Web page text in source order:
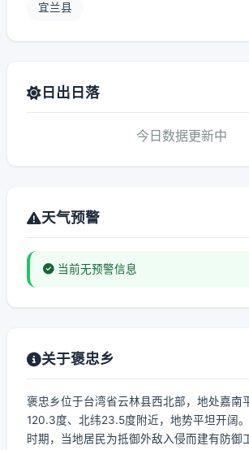
宜兰县
日出日落
今日数据更新中
天气预警
当前无预警信息
关于褒忠乡
褒忠乡位于台湾省云林县西北部，地处嘉南
120.3度、北纬23.5度附近，地势平坦开阔
时期，当地居民为抵御外敌入侵而建有防御